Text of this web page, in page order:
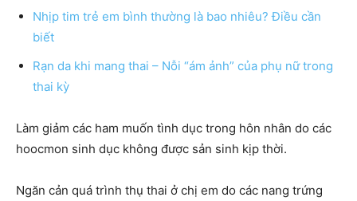
Nhịp tim trẻ em bình thường là bao nhiêu? Điều cần
biết
Rạn da khi mang thai – Nỗi “ám ảnh” của phụ nữ trong
thai kỳ
Làm giảm các ham muốn tình dục trong hôn nhân do các
hoocmon sinh dục không được sản sinh kịp thời.
Ngăn cản quá trình thụ thai ở chị em do các nang trứng